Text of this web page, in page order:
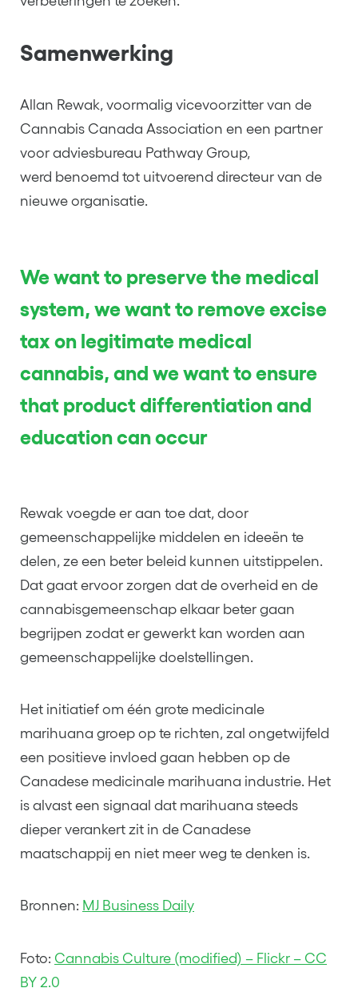
Samenwerking
Allan Rewak, voormalig vicevoorzitter van de
Cannabis Canada Association en een partner
voor adviesbureau Pathway Group,
werd benoemd tot uitvoerend directeur van de
nieuwe organisatie.
We want to preserve the medical
system, we want to remove excise
tax on legitimate medical
cannabis, and we want to ensure
that product differentiation and
education can occur
Rewak voegde er aan toe dat, door
gemeenschappelijke middelen en ideeën te
delen, ze een beter beleid kunnen uitstippelen.
Dat gaat ervoor zorgen dat de overheid en de
cannabisgemeenschap elkaar beter gaan
begrijpen zodat er gewerkt kan worden aan
gemeenschappelijke doelstellingen.
Het initiatief om één grote medicinale
marihuana groep op te richten, zal ongetwijfeld
een positieve invloed gaan hebben op de
Canadese medicinale marihuana industrie. Het
is alvast een signaal dat marihuana steeds
dieper verankert zit in de Canadese
maatschappij en niet meer weg te denken is.
Bronnen: MJ Business Daily
Foto: Cannabis Culture (modified) – Flickr – CC
BY 2.0